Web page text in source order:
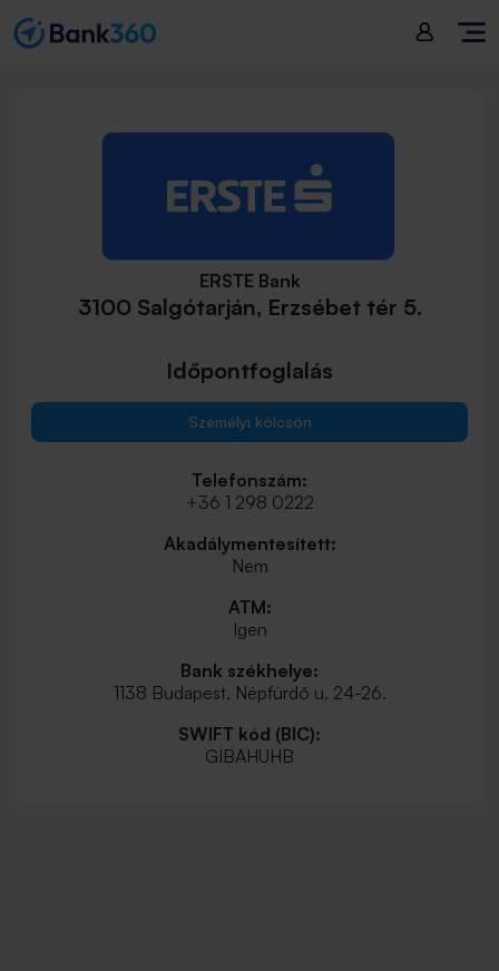
ERSTE Bank
3100 Salgótarján, Erzsébet tér 5.
Időpontfoglalás
Személyi kölcsön
Telefonszám:
+36 1 298 0222
Akadálymentesített:
Nem
ATM:
Igen
Bank székhelye:
1138 Budapest, Népfürdő u. 24-26.
SWIFT kód (BIC):
GIBAHUHB